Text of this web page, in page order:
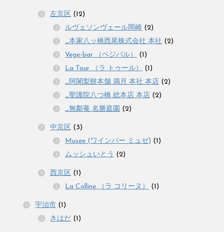
左京区 (12)
ルヴェソンヴェール岡崎 (2)
_本家八ッ橋西尾株式会社 本社 (2)
Vege-bar （ベジバル）
(1)
La Tour （ラ トゥール）
(1)
_阿闍梨餅本舗 満月 本社 本店 (2)
_聖護院八つ橋 総本店 本店 (2)
_無鄰菴 名勝庭園 (2)
中京区 (3)
Musee (ワインバー ミュゼ) (1)
ムッシュいとう (2)
西京区 (1)
La Colline （ラ コリーヌ）
(1)
宇治市 (1)
きはだ (1)